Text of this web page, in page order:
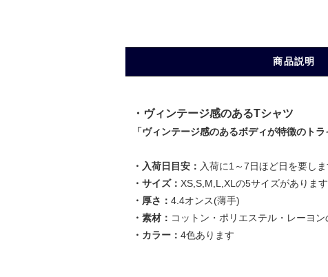
商品説明
・ヴィンテージ感のあるTシャツ
「ヴィンテージ感のあるボディが特徴のト
・入荷日目安： 入荷に1～7日ほど日を要しま
・サイズ： XS,S,M,L,XLの5サイズがあります
・厚さ： 4.4オンス(薄手)
・素材： コットン・ポリエステル・レーヨ
・カラー： 4色あります